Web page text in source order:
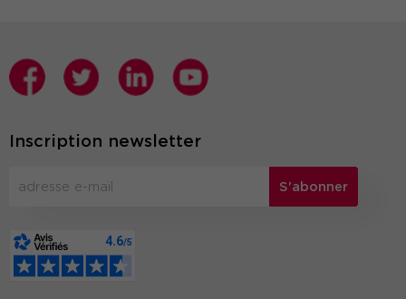
Inscription newsletter
S'abonner